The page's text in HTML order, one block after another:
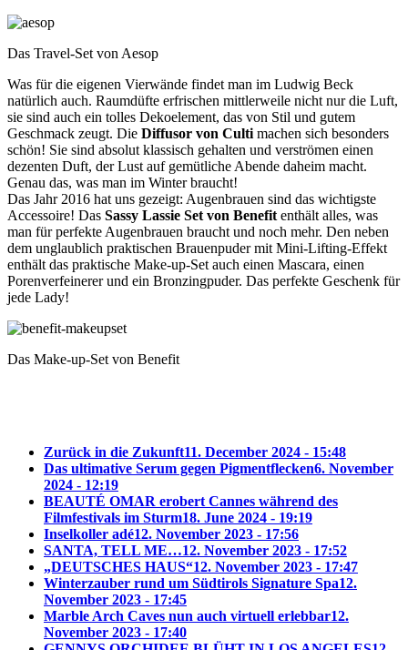
Das Travel-Set von Aesop
Was für die eigenen Vierwände findet man im Ludwig Beck
natürlich auch. Raumdüfte erfrischen mittlerweile nicht nur die Luft,
sie sind auch ein tolles Dekoelement, das von Stil und gutem
Geschmack zeugt. Die Diffusor von Culti machen sich besonders
schön! Sie sind absolut klassisch gehalten und verströmen einen
dezenten Duft, der Lust auf gemütliche Abende daheim macht.
Genau das, was man im Winter braucht!
Das Jahr 2016 hat uns gezeigt: Augenbrauen sind das wichtigste
Accessoire! Das Sassy Lassie Set von Benefit enthält alles, was
man für perfekte Augenbrauen braucht und noch mehr. Den neben
dem unglaublich praktischen Brauenpuder mit Mini-Lifting-Effekt
enthält das praktische Make-up-Set auch einen Mascara, einen
Porenverfeinerer und ein Bronzingpuder. Das perfekte Geschenk für
jede Lady!
Das Make-up-Set von Benefit
Zurück in die Zukunft11. December 2024 - 15:48
Das ultimative Serum gegen Pigmentflecken6. November
2024 - 12:19
BEAUTÉ OMAR erobert Cannes während des
Filmfestivals im Sturm18. June 2024 - 19:19
Inselkoller adé12. November 2023 - 17:56
SANTA, TELL ME…12. November 2023 - 17:52
„DEUTSCHES HAUS“12. November 2023 - 17:47
Winterzauber rund um Südtirols Signature Spa12.
November 2023 - 17:45
Marble Arch Caves nun auch virtuell erlebbar12.
November 2023 - 17:40